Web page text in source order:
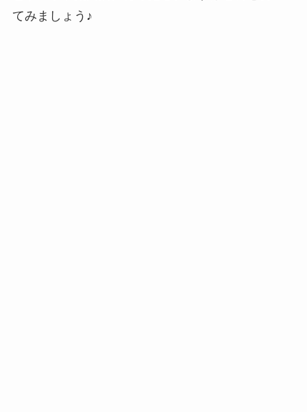
てみましょう♪